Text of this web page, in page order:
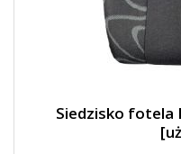
Siedzisko fotela